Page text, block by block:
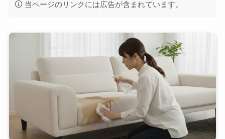
当ページのリンクには広告が含まれています。